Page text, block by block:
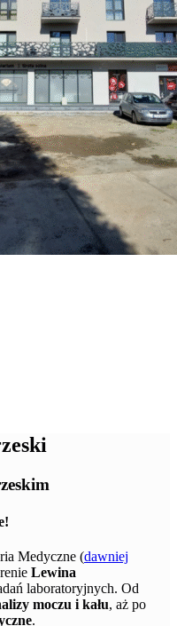
Medyczne (dawniej
Lewina
laboratoryjnych. Od
moczu i kału, aż po
.